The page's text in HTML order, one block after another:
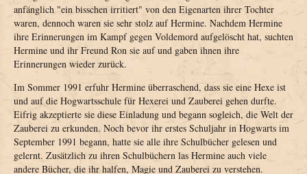
anfänglich "ein bisschen irritiert" von den Eigenarten ihrer Tochter
waren, dennoch waren sie sehr stolz auf Hermine. Nachdem Hermine
ihre Erinnerungen im Kampf gegen Voldemord aufgelöscht hat, suchten
Hermine und ihr Freund Ron sie auf und gaben ihnen ihre
Erinnerungen wieder zurück.
Im Sommer 1991 erfuhr Hermine überraschend, dass sie eine Hexe ist
und auf die Hogwartsschule für Hexerei und Zauberei gehen durfte.
Eifrig akzeptierte sie diese Einladung und begann sogleich, die Welt der
Zauberei zu erkunden. Noch bevor ihr erstes Schuljahr in Hogwarts im
September 1991 begann, hatte sie alle ihre Schulbücher gelesen und
gelernt. Zusätzlich zu ihren Schulbüchern las Hermine auch viele
andere Bücher, die ihr halfen, Magie und Zauberei zu verstehen.